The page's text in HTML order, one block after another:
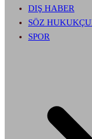
DIŞ HABER
SÖZ
SPOR